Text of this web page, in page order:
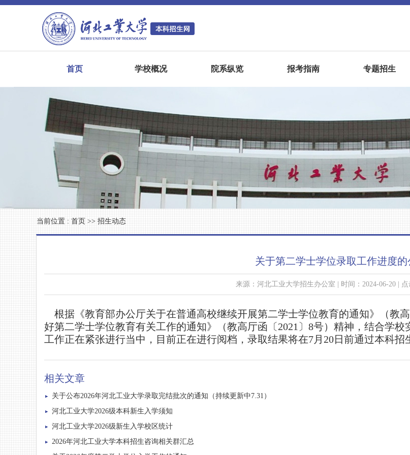
首页 学校概况 院系纵览 报考指南 专题招生
当前位置 : 首页 >> 招生动态
关于第二学士学位录取工作进度的
来源：河北工业大学招生办公室 | 时间：2024-06-20 | 点
根据《教育部办公厅关于在普通高校继续开展第二学士学位教育的通知》（教高
好第二学士学位教育有关工作的通知》（教高厅函〔2021〕8号） 精神， 结合学校
工作正在紧张进行当中，目前正在进行阅档，录取结果将在7月20日前通过本科招
相关文章
关于公布2026年河北工业大学录取完结批次的通知（持续更新中7.31）
河北工业大学2026级本科新生入学须知
河北工业大学2026级新生入学校区统计
2026年河北工业大学本科招生咨询相关群汇总